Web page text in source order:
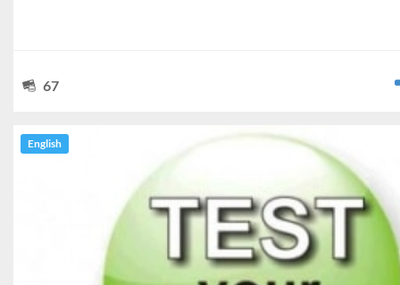
67
English